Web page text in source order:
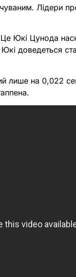
Лідери
Юкі Цунода
доведеться
лише на 0,022